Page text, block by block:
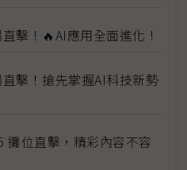
擊！🔥AI應用全面進化！
擊！搶先掌握AI科技新勢
攤位直擊，精彩內容不容